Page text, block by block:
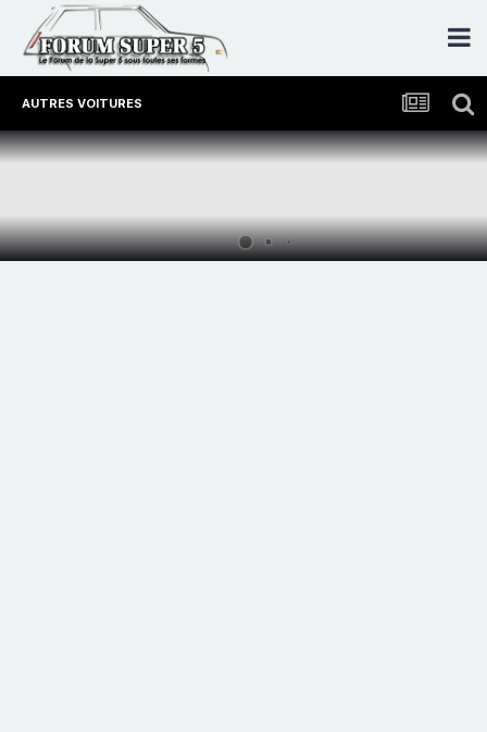
AUTRES VOITURES